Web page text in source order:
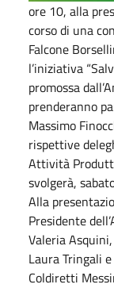
ore 10, alla
corso di una
Falcone
l’iniziativa
promossa
prenderanno
Massimo
rispettive
Attività
svolgerà,
Alla
Presidente
Valeria
Laura Tringali
Coldiretti